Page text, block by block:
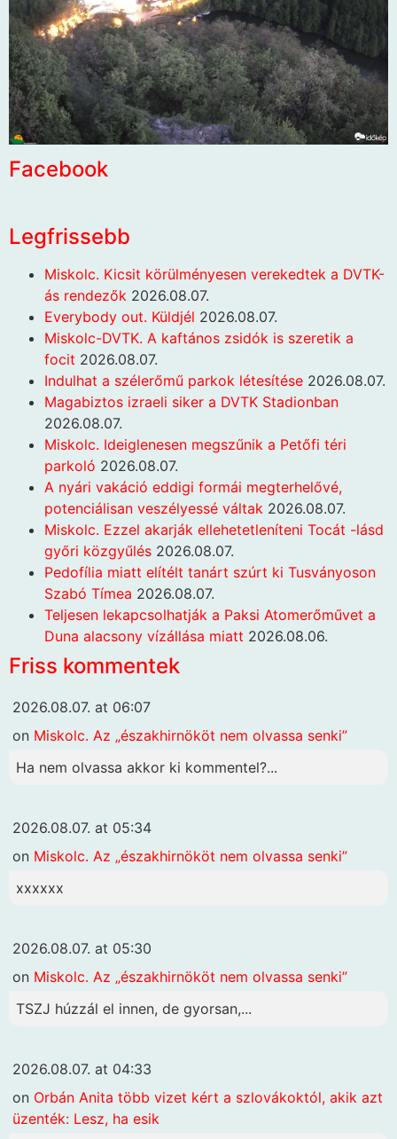
Facebook
Legfrissebb
Miskolc. Kicsit körülményesen verekedtek a DVTK-
ás rendezők 2026.08.07.
Everybody out. Küldjél 2026.08.07.
Miskolc-DVTK. A kaftános zsidók is szeretik a
focit 2026.08.07.
Indulhat a szélerőmű parkok létesítése 2026.08.07.
Magabiztos izraeli siker a DVTK Stadionban
2026.08.07.
Miskolc. Ideiglenesen megszűnik a Petőfi téri
parkoló 2026.08.07.
A nyári vakáció eddigi formái megterhelővé,
potenciálisan veszélyessé váltak 2026.08.07.
Miskolc. Ezzel akarják ellehetetleníteni Tocát -lásd
győri közgyűlés 2026.08.07.
Pedofília miatt elítélt tanárt szúrt ki Tusványoson
Szabó Tímea 2026.08.07.
Teljesen lekapcsolhatják a Paksi Atomerőművet a
Duna alacsony vízállása miatt 2026.08.06.
Friss kommentek
2026.08.07. at 06:07
on Miskolc. Az „északhirnököt nem olvassa senki”
Ha nem olvassa akkor ki kommentel?...
2026.08.07. at 05:34
on Miskolc. Az „északhirnököt nem olvassa senki”
xxxxxx
2026.08.07. at 05:30
on Miskolc. Az „északhirnököt nem olvassa senki”
TSZJ húzzál el innen, de gyorsan,...
2026.08.07. at 04:33
on Orbán Anita több vizet kért a szlovákoktól, akik azt
üzenték: Lesz, ha esik